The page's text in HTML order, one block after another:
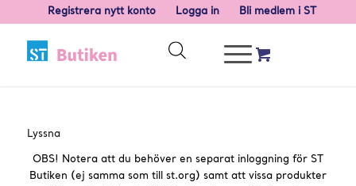
Registrera nytt konto Logga in Bli medlem i ST
Lyssna
OBS! Notera att du behöver en separat inloggning för ST
Butiken (ej samma som till st.org) samt att vissa produkter